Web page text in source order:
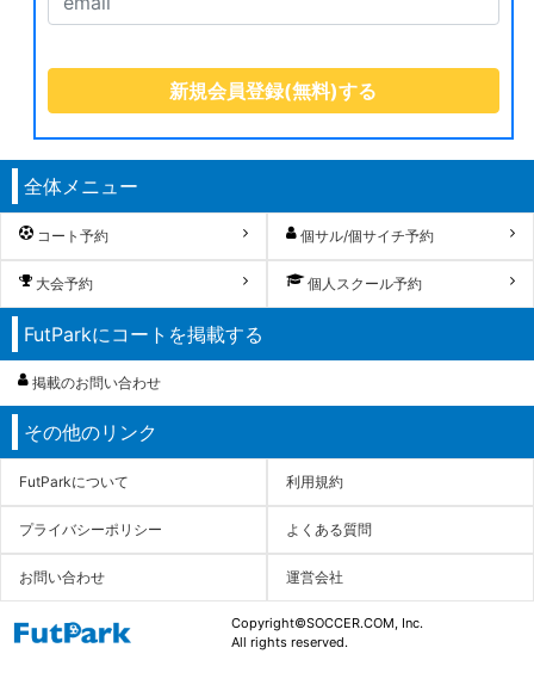
全体メニュー
コート予約 個サル/個サイチ予約
大会予約 個人スクール予約
FutParkにコートを掲載する
掲載のお問い合わせ
その他のリンク
FutParkについて 利用規約
プライバシーポリシー よくある質問
お問い合わせ 運営会社
Copyright©SOCCER.COM, Inc.
All rights reserved.